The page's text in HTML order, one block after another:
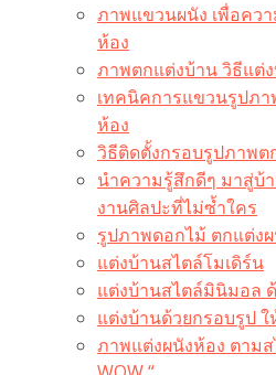
ภาพแขวนผนัง เพื่อคว
ห้อง
ภาพตกแต่งบ้าน วิธีแต่
เทคนิคการแขวนรูปภา
ห้อง
วิธีติดตั้งกรอบรูปภาพต
นำความรู้สึกดีๆ มาสู่บ้
งานศิลปะที่ไม่ซ้ำใคร
รูปภาพดอกไม้ ตกแต่ง
แต่งบ้านสไตล์โมเดิร์น
แต่งบ้านสไตล์มินิมอล
แต่งบ้านด้วยกรอบรูป
ภาพแต่งผนังห้อง ตาม